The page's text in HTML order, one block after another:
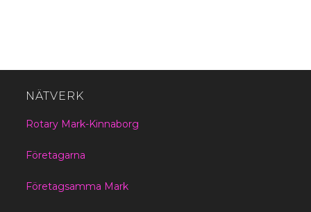
NÄTVERK
Rotary Mark-Kinnaborg
Företagarna
Företagsamma Mark